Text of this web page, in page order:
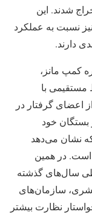
شدند. این
نسبت به عملکرد
دارند.
کمپ مانز،
با
اعضای گرفتار در
بستگان خود
نشان می‌دهد
است. در همین
سال‌های گذشته
بشری، سازمان‌های
نظارت بیشتر